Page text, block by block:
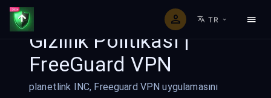
TR
Gizlilik Politikası |
FreeGuard VPN
planetlink INC, Freeguard VPN uygulamasını